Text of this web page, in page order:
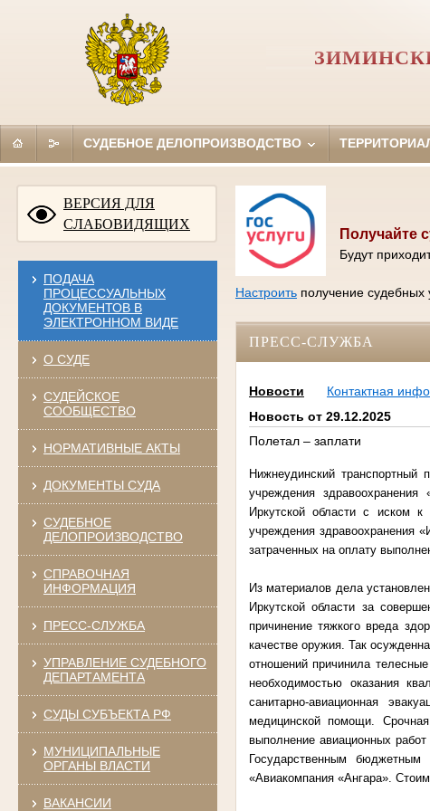
СУДЕБНОЕ ДЕЛОПРОИЗВОДСТВО
ВЕРСИЯ ДЛЯ
СЛАБОВИДЯЩИХ
ПОДАЧА
ПРОЦЕССУАЛЬНЫХ
ДОКУМЕНТОВ В
ЭЛЕКТРОННОМ ВИДЕ
О СУДЕ
СУДЕЙСКОЕ
СООБЩЕСТВО
НОРМАТИВНЫЕ АКТЫ
ДОКУМЕНТЫ СУДА
СУДЕБНОЕ
ДЕЛОПРОИЗВОДСТВО
СПРАВОЧНАЯ
ИНФОРМАЦИЯ
ПРЕСС-СЛУЖБА
УПРАВЛЕНИЕ СУДЕБНОГО
ДЕПАРТАМЕНТА
СУДЫ СУБЪЕКТА РФ
МУНИЦИПАЛЬНЫЕ
ОРГАНЫ ВЛАСТИ
ВАКАНСИИ
Получайте
Будут
Настроитьполучение судебных
ПРЕСС-СЛУЖБА
Новости
Контактная
Новость от 29.12.2025
Полетал – заплати
Нижнеудинский транспортный
учреждения
Иркутской области с иском
учреждения здравоохранения
затраченных на оплату
Из материалов дела
Иркутской области за
причинение тяжкого вреда
качестве оружия. Так
отношений причинила
необходимостью оказания
санитарно-авиационная
медицинской помощи. Срочная
выполнение авиационных
Государственным
«Авиакомпания «Ангара».